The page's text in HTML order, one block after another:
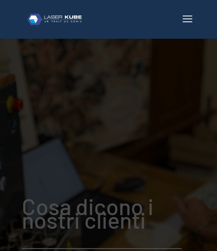
Cosa dicono i
nostri clienti